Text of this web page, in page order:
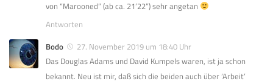
von “Marooned” (ab ca. 21’22”) sehr angetan
Antworten
Bodo
27. November 2019 um 18:40 Uhr
Das Douglas Adams und David Kumpels waren, ist ja schon
bekannt. Neu ist mir, daß sich die beiden auch über ‘Arbeit’